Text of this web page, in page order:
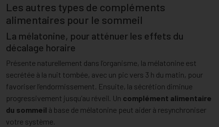
Les autres types de compléments
alimentaires pour le sommeil
La mélatonine, pour atténuer les effets du
décalage horaire
Présente naturellement dans l’organisme, la mélatonine est
secrétée à la nuit tombée, avec un pic vers 3 h du matin, pour
favoriser l’endormissement. Ensuite, la sécrétion diminue
progressivement jusqu’au réveil. Un complément alimentaire
du sommeil à base de mélatonine peut aider à resynchroniser
votre système.